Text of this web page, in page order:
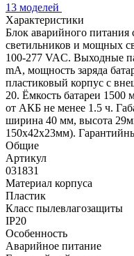
13 моделей
Характеристики
Блок аварийного питания
светильников и мощных
100-277 VAC. Выходные
mА, мощность заряда
пластиковый корпус с
20. Ёмкость батареи
от АКБ не менее 1.5 ч.
ширина 40 мм, высота
150x42x23мм).
Общие
Артикул
031831
Материал корпуса
Пластик
Класс пылевлагозащиты
IP20
Особенность
Аварийное питание